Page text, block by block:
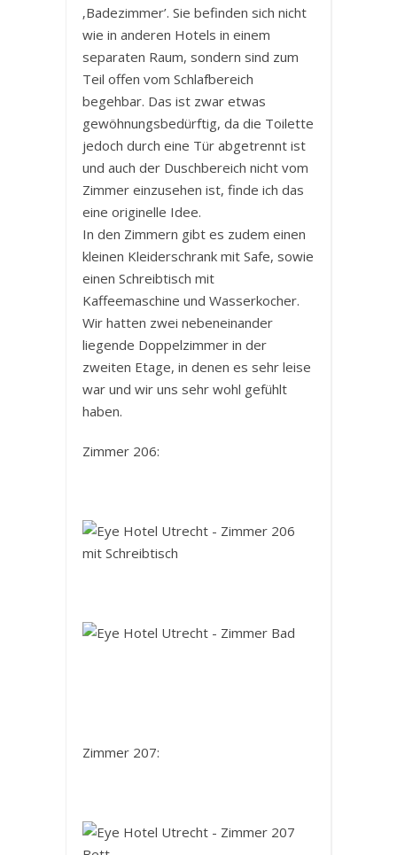
‚Badezimmer’. Sie befinden sich nicht
wie in anderen Hotels in einem
separaten Raum, sondern sind zum
Teil offen vom Schlafbereich
begehbar. Das ist zwar etwas
gewöhnungsbedürftig, da die Toilette
jedoch durch eine Tür abgetrennt ist
und auch der Duschbereich nicht vom
Zimmer einzusehen ist, finde ich das
eine originelle Idee.
In den Zimmern gibt es zudem einen
kleinen Kleiderschrank mit Safe, sowie
einen Schreibtisch mit
Kaffeemaschine und Wasserkocher.
Wir hatten zwei nebeneinander
liegende Doppelzimmer in der
zweiten Etage, in denen es sehr leise
war und wir uns sehr wohl gefühlt
haben.
Zimmer 206:
Zimmer 207: